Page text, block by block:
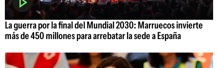
La guerra por la final del Mundial 2030: Marruecos invierte
más de 450 millones para arrebatar la sede a España